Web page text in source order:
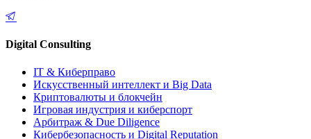
Digital Consulting
IT & Киберправо
Искусственный интеллект и Big Data
Криптовалюты и блокчейн
Игровая индустрия и киберспорт
Арбитраж & Due Diligence
Кибербезопасность и Digital Reputation